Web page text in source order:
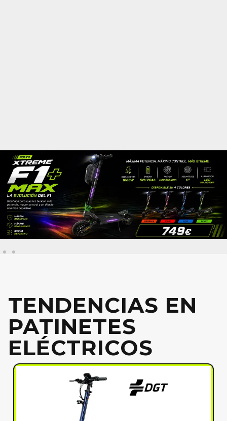
TENDENCIAS EN
PATINETES
ELÉCTRICOS